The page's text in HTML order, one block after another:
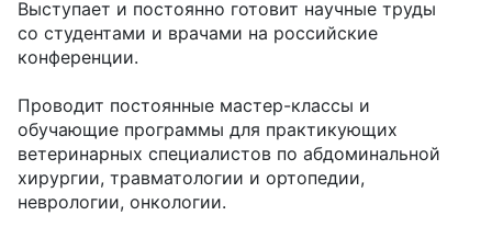
Выступает и постоянно готовит научные труды
со студентами и врачами на российские
конференции.
Проводит постоянные мастер-классы и
обучающие программы для практикующих
ветеринарных специалистов по абдоминальной
хирургии, травматологии и ортопедии,
неврологии, онкологии.